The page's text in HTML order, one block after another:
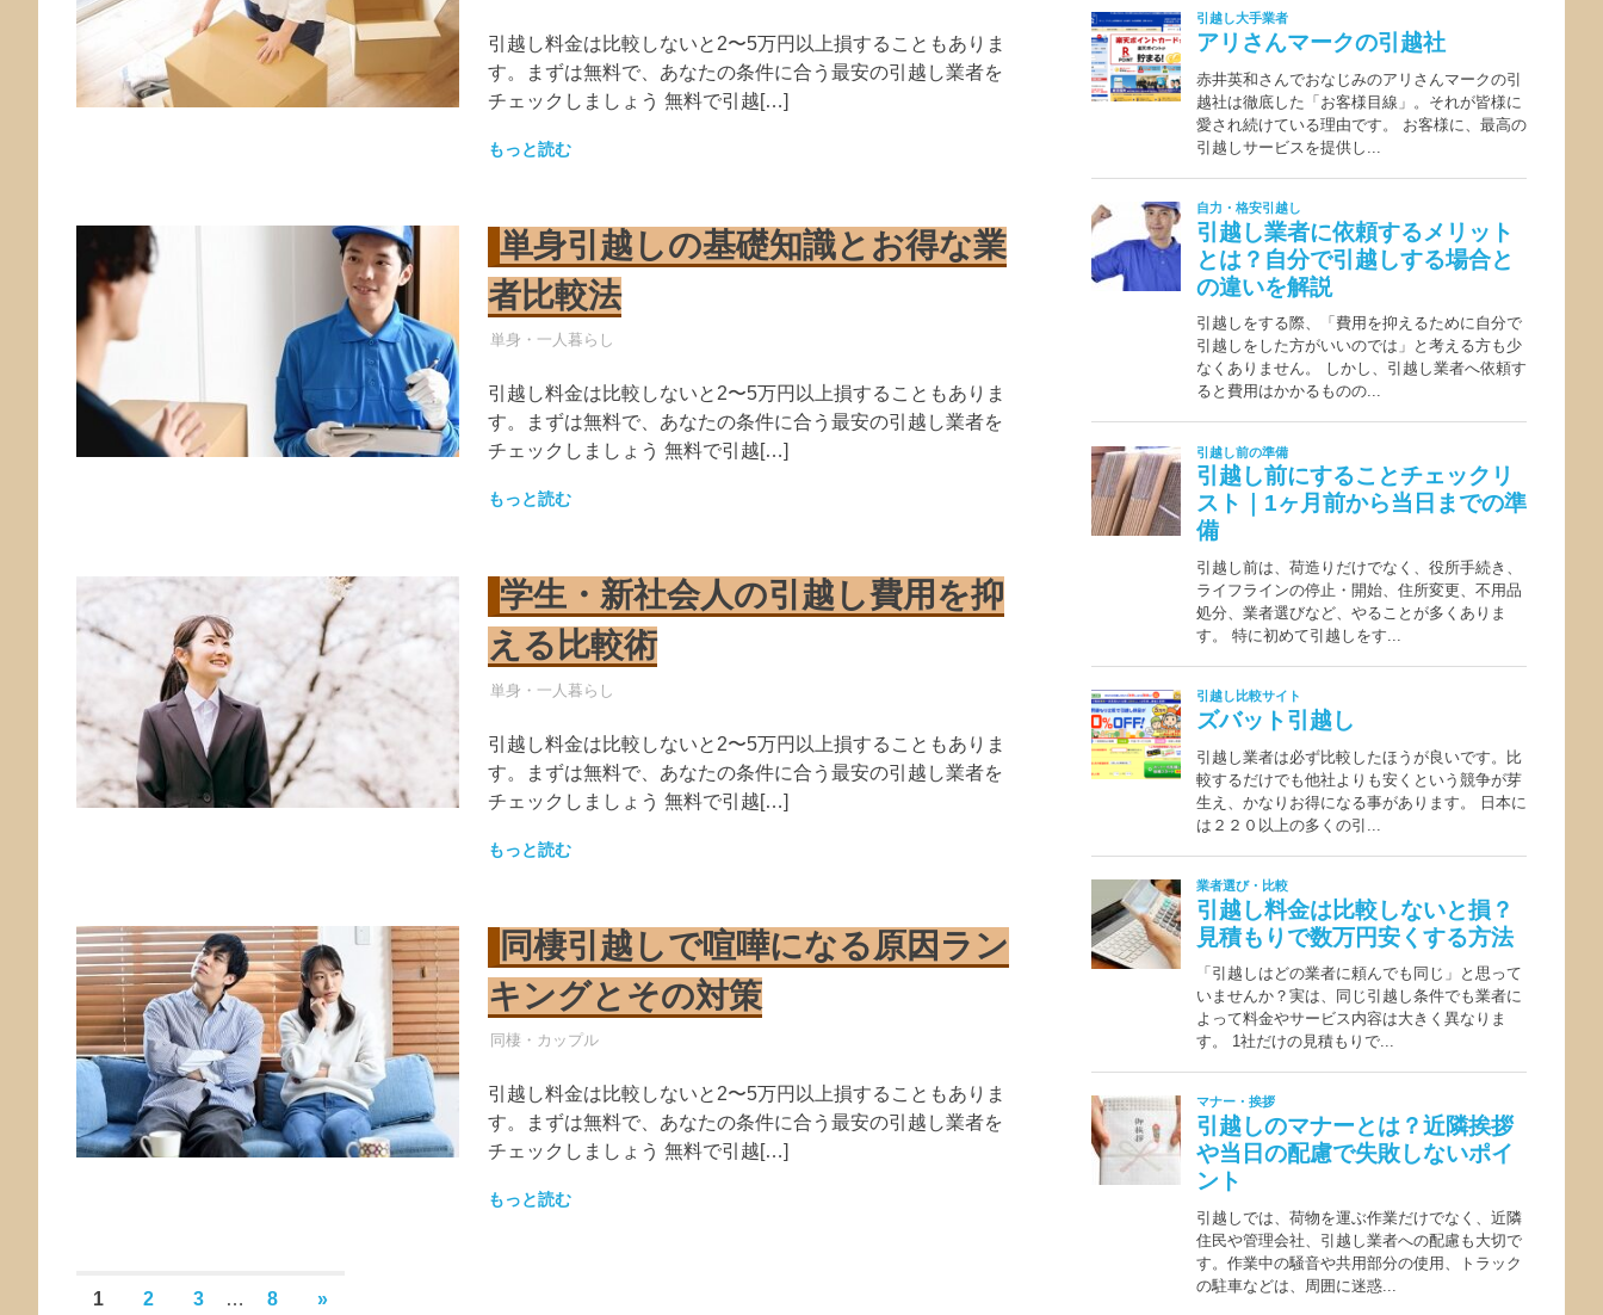
引越し料金は比較しないと2〜5万円以上損することもありま
す。まずは無料で、あなたの条件に合う最安の引越し業者を
チェックしましょう 無料で引越[…]
もっと読む
単身引越しの基礎知識とお得な業
者比較法
引越し業者
単身・一人暮らし
引越し料金は比較しないと2〜5万円以上損することもありま
す。まずは無料で、あなたの条件に合う最安の引越し業者を
チェックしましょう 無料で引越[…]
もっと読む
学生・新社会人の引越し費用を抑
える比較術
引越し業者
単身・一人暮らし
引越し料金は比較しないと2〜5万円以上損することもありま
す。まずは無料で、あなたの条件に合う最安の引越し業者を
チェックしましょう 無料で引越[…]
もっと読む
同棲引越しで喧嘩になる原因ラン
キングとその対策
引越し業者
同棲・カップル
引越し料金は比較しないと2〜5万円以上損することもありま
す。まずは無料で、あなたの条件に合う最安の引越し業者を
チェックしましょう 無料で引越[…]
もっと読む
投1 2 3 … 8 次
»